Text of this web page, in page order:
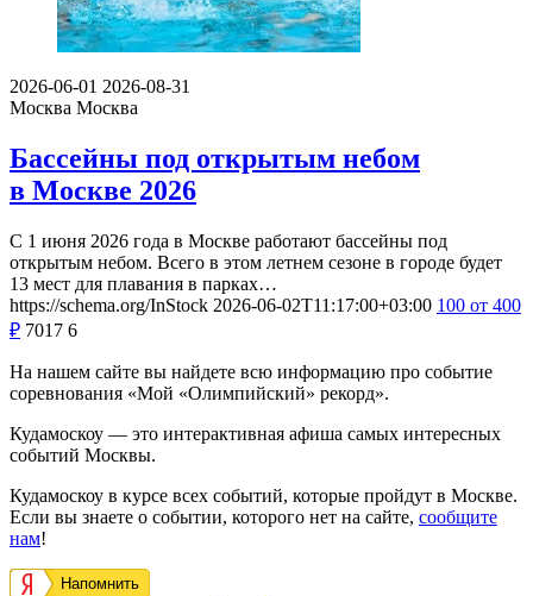
2026-06-01 2026-08-31
Москва Москва
Бассейны под открытым небом
в Москве 2026
С 1 июня 2026 года в Москве работают бассейны под
открытым небом. Всего в этом летнем сезоне в городе будет
13 мест для плавания в парках…
https://schema.org/InStock 2026-06-02T11:17:00+03:00 100 от 400
₽ 7017 6
На нашем сайте вы найдете всю информацию про событие
соревнования «Мой «Олимпийский» рекорд».
Кудамоскоу — это интерактивная афиша самых интересных
событий Москвы.
Кудамоскоу в курсе всех событий, которые пройдут в Москве.
Если вы знаете о событии, которого нет на сайте, сообщите
нам!
Напомнить